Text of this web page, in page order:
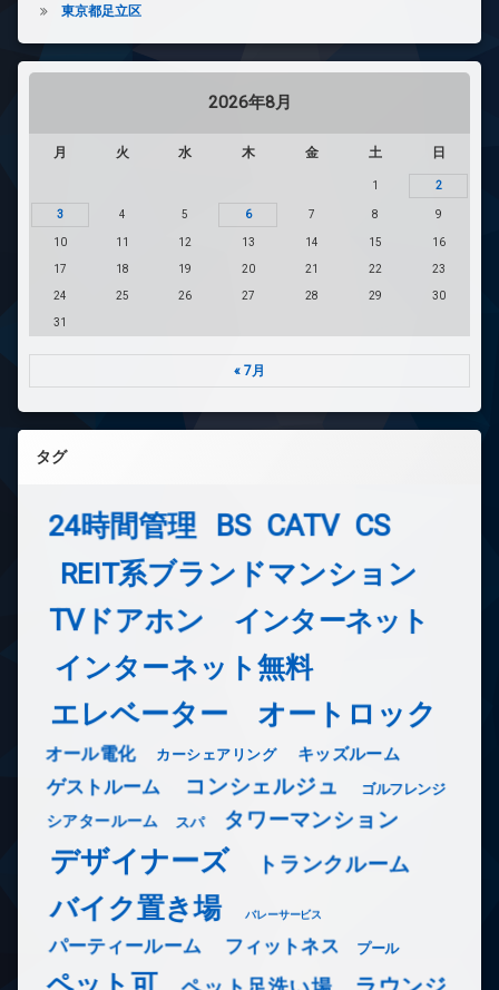
東京都足立区
2026年8月
月 火 水 木 金 土 日
1 2
3 4 5 6 7 8 9
10 11 12 13 14 15 16
17 18 19 20 21 22 23
24 25 26 27 28 29 30
31
« 7月
タグ
24時間管理 BS CATV CS
REIT系ブランドマンション
TVドアホン インターネット
インターネット無料
エレベーター オートロック
オール電化 カーシェアリング キッズルーム
ゲストルーム コンシェルジュ ゴルフレンジ
シアタールーム スパ タワーマンション
デザイナーズ トランクルーム
バイク置き場 バレーサービス
パーティールーム フィットネス プール